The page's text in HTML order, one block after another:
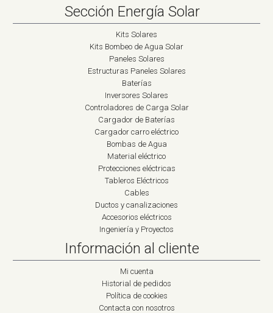
Sección Energía Solar
Kits Solares
Kits Bombeo de Agua Solar
Paneles Solares
Estructuras Paneles Solares
Baterías
Inversores Solares
Controladores de Carga Solar
Cargador de Baterías
Cargador carro eléctrico
Bombas de Agua
Material eléctrico
Protecciones eléctricas
Tableros Eléctricos
Cables
Ductos y canalizaciones
Accesorios eléctricos
Ingeniería y Proyectos
Información al cliente
Mi cuenta
Historial de pedidos
Política de cookies
Contacta con nosotros